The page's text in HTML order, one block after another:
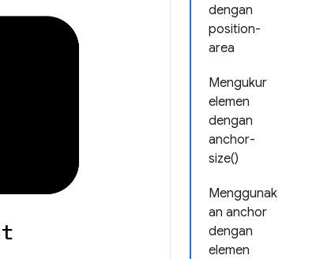
dengan
position-
area
Mengukur
elemen
dengan
anchor-
size()
Menggunak
an anchor
dengan
elemen